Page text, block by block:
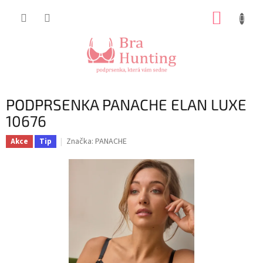
PODPRSENKA PANACHE ELAN LUXE
10676
Akce Tip Značka: PANACHE